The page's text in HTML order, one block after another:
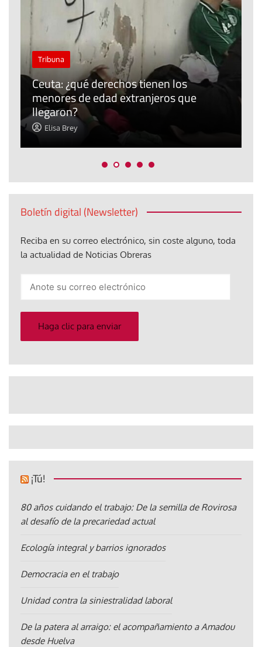
Tribuna
Ceuta: ¿qué derechos tienen los
menores de edad extranjeros que
llegaron?
Elisa Brey
Boletín digital (Newsletter)
Reciba en su correo electrónico, sin coste alguno, toda
la actualidad de Noticias Obreras
electrónico
Haga clic para enviar
¡Tú!
80 años cuidando el trabajo: De la semilla de Rovirosa
al desafío de la precariedad actual
Ecología integral y barrios ignorados
Democracia en el trabajo
Unidad contra la siniestralidad laboral
De la patera al arraigo: el acompañamiento a Amadou
desde Huelva